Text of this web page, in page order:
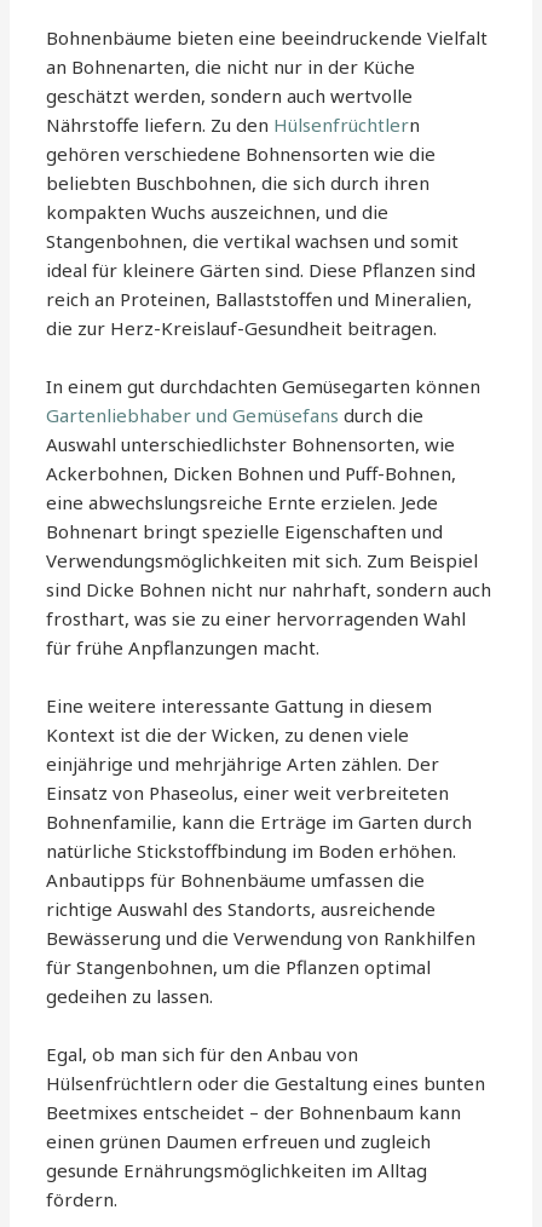
Bohnenbäume bieten eine beeindruckende Vielfalt
an Bohnenarten, die nicht nur in der Küche
geschätzt werden, sondern auch wertvolle
Nährstoffe liefern. Zu den Hülsenfrüchtlern
gehören verschiedene Bohnensorten wie die
beliebten Buschbohnen, die sich durch ihren
kompakten Wuchs auszeichnen, und die
Stangenbohnen, die vertikal wachsen und somit
ideal für kleinere Gärten sind. Diese Pflanzen sind
reich an Proteinen, Ballaststoffen und Mineralien,
die zur Herz-Kreislauf-Gesundheit beitragen.
In einem gut durchdachten Gemüsegarten können
Gartenliebhaber und Gemüsefans durch die
Auswahl unterschiedlichster Bohnensorten, wie
Ackerbohnen, Dicken Bohnen und Puff-Bohnen,
eine abwechslungsreiche Ernte erzielen. Jede
Bohnenart bringt spezielle Eigenschaften und
Verwendungsmöglichkeiten mit sich. Zum Beispiel
sind Dicke Bohnen nicht nur nahrhaft, sondern auch
frosthart, was sie zu einer hervorragenden Wahl
für frühe Anpflanzungen macht.
Eine weitere interessante Gattung in diesem
Kontext ist die der Wicken, zu denen viele
einjährige und mehrjährige Arten zählen. Der
Einsatz von Phaseolus, einer weit verbreiteten
Bohnenfamilie, kann die Erträge im Garten durch
natürliche Stickstoffbindung im Boden erhöhen.
Anbautipps für Bohnenbäume umfassen die
richtige Auswahl des Standorts, ausreichende
Bewässerung und die Verwendung von Rankhilfen
für Stangenbohnen, um die Pflanzen optimal
gedeihen zu lassen.
Egal, ob man sich für den Anbau von
Hülsenfrüchtlern oder die Gestaltung eines bunten
Beetmixes entscheidet – der Bohnenbaum kann
einen grünen Daumen erfreuen und zugleich
gesunde Ernährungsmöglichkeiten im Alltag
fördern.